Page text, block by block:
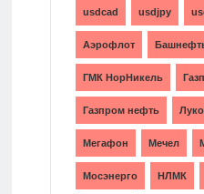
usdcad usdjpy
Аэрофлот
ГМК НорНикель
Газпром нефть
Мегафон Мечел
Мосэнерго НЛМК